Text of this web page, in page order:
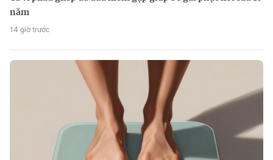
năm
14 giờ trước